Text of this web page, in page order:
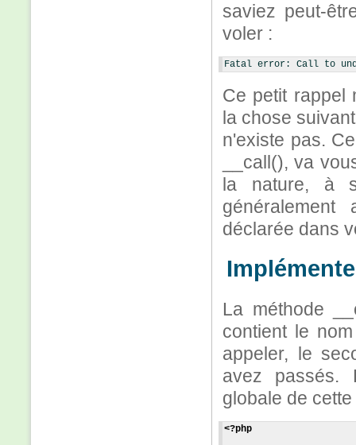
saviez peut-
voler :
Fatal error: Call to
Ce petit rappel
la chose
n'existe pas.
__call(), va
la nature, à
déclarée dans
La méthode
contient le
appeler, le
avez passés.
globale de
<?php